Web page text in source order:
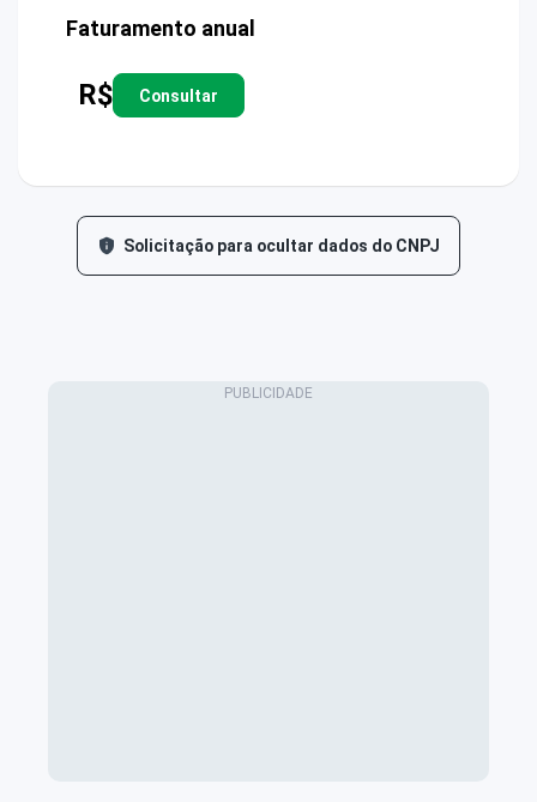
Faturamento anual
R$ Consultar
Solicitação para ocultar dados do CNPJ